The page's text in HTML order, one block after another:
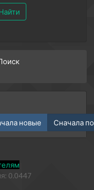
новые Сначала
0.0447